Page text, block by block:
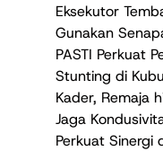
Eksekutor
Gunakan
PASTI Perkuat
Stunting di
Kader, Remaja
Jaga
Perkuat Sinergi